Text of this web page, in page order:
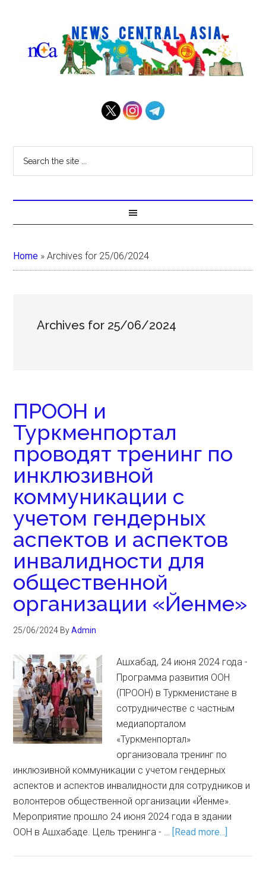
Home »Archives for 25/06/2024
Archives for 25/06/2024
ПРООН и
Туркменпортал
проводят тренинг по
инклюзивной
коммуникации с
учетом гендерных
аспектов и аспектов
инвалидности для
общественной
организации «Йенме»
25/06/2024 ByAdmin
Ашхабад, 24 июня 2024 года -
Программа развития ООН
(ПРООН) в Туркменистане в
сотрудничестве с частным
медиапорталом
«Туркменпортал»
организовала тренинг по
инклюзивной коммуникации с учетом гендерных
аспектов и аспектов инвалидности для сотрудников и
волонтеров общественной организации «Йенме».
Мероприятие прошло 24 июня 2024 года в здании
ООН в Ашхабаде. Цель тренинга - … [Read more...]